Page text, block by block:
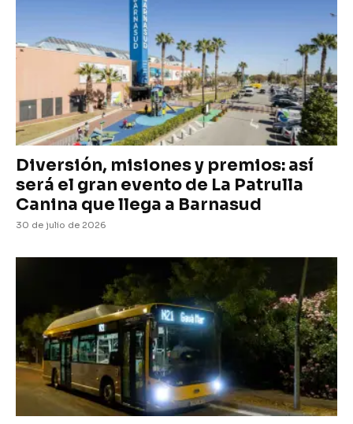
Diversión, misiones y premios: así
será el gran evento de La Patrulla
Canina que llega a Barnasud
30 de julio de 2026